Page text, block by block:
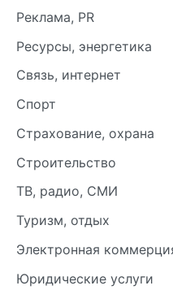
Реклама, PR
Ресурсы, энергетика
Связь, интернет
Спорт
Страхование, охрана
Строительство
ТВ, радио, СМИ
Туризм, отдых
Электронная
Юридические услуги